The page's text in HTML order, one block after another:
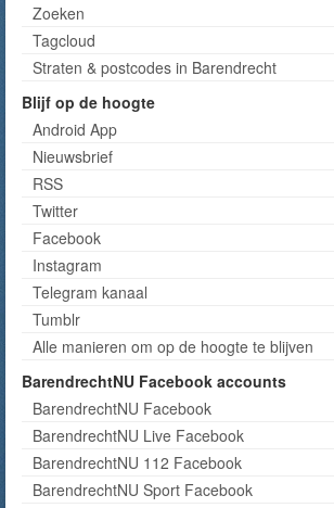
Zoeken
Tagcloud
Straten & postcodes in Barendrecht
Blijf op de hoogte
Android App
Nieuwsbrief
RSS
Twitter
Facebook
Instagram
Telegram kanaal
Tumblr
Alle manieren om op de hoogte te blijven
BarendrechtNU Facebook accounts
BarendrechtNU Facebook
BarendrechtNU Live Facebook
BarendrechtNU 112 Facebook
BarendrechtNU Sport Facebook